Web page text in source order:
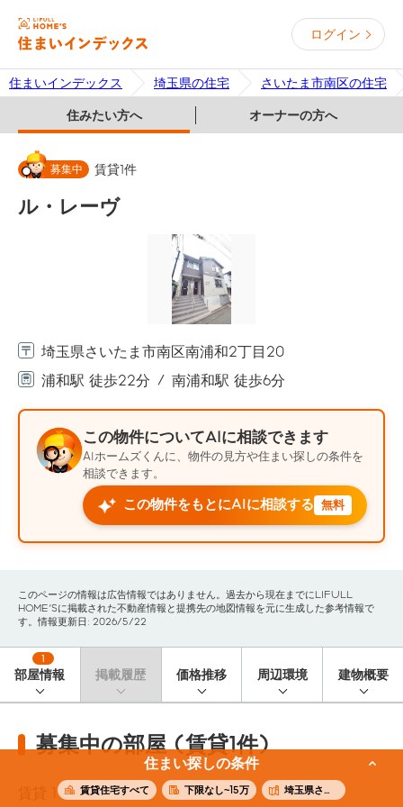
ログイン
住まいインデックス 埼玉県の住宅 さいたま市南区の住宅
住みたい方へ オーナーの方へ
住まい探しの条件
賃貸住宅すべて 下限なし~15万 埼玉県さいたま市南区
募集中 賃貸1件
ル・レーヴ
埼玉県さいたま市南区南浦和2丁目20
浦和駅 徒歩22分
南浦和駅 徒歩6分
この物件についてAIに相談できます
AIホームズくんに、物件の見方や住まい探しの条件を
相談できます。
この物件をもとにAIに相談する 無料
このページの情報は広告情報ではありません。過去から現在までにLIFULL
HOME'Sに掲載された不動産情報と提携先の地図情報を元に生成した参考情報で
す。情報更新日: 2026/5/22
部屋情報
1
掲載履歴 価格推移 周辺環境 建物概要
募集中の部屋 (賃貸1件)
1 件